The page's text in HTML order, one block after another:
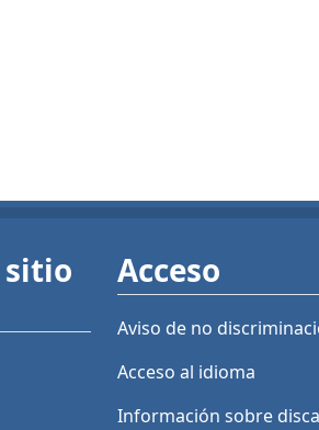
Acceso
Aviso de no
Acceso al idioma
Información sobre